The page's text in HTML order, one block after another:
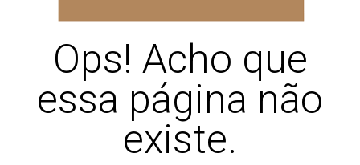
Ops! Acho que
essa página não
existe.